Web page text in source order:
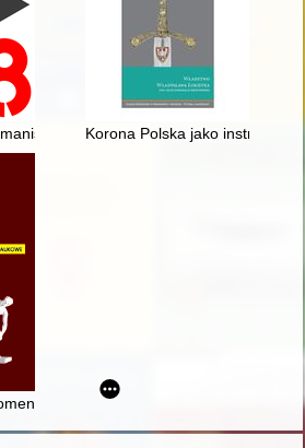
jest większa niż kiedykolwiek..."
Korona Polska jako instrument
sport in Central Europe before the